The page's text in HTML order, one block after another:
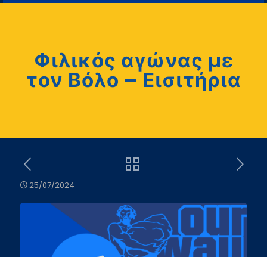
Φιλικός αγώνας με
τον Βόλο – Εισιτήρια
25/07/2024